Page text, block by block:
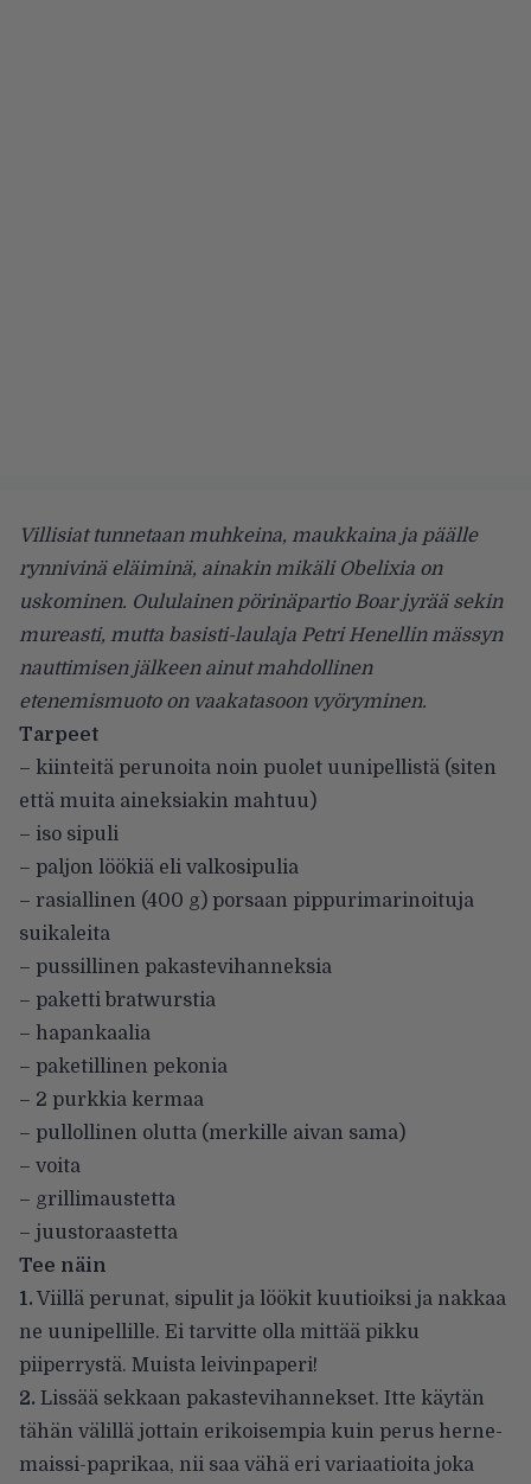
Villisiat tunnetaan muhkeina, maukkaina ja päälle
rynnivinä eläiminä, ainakin mikäli Obelixia on
uskominen. Oululainen pörinäpartio Boar jyrää sekin
mureasti, mutta basisti-laulaja Petri Henellin mässyn
nauttimisen jälkeen ainut mahdollinen
etenemismuoto on vaakatasoon vyöryminen.
Tarpeet
– kiinteitä perunoita noin puolet uunipellistä (siten
että muita aineksiakin mahtuu)
– iso sipuli
– paljon löökiä eli valkosipulia
– rasiallinen (400 g) porsaan pippurimarinoituja
suikaleita
– pussillinen pakastevihanneksia
– paketti bratwurstia
– hapankaalia
– paketillinen pekonia
– 2 purkkia kermaa
– pullollinen olutta (merkille aivan sama)
– voita
– grillimaustetta
– juustoraastetta
Tee näin
1. Viillä perunat, sipulit ja löökit kuutioiksi ja nakkaa
ne uunipellille. Ei tarvitte olla mittää pikku
piiperrystä. Muista leivinpaperi!
2. Lissää sekkaan pakastevihannekset. Itte käytän
tähän välillä jottain erikoisempia kuin perus herne-
maissi-paprikaa, nii saa vähä eri variaatioita joka